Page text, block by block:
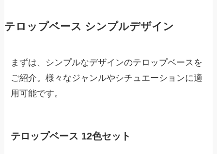
テロップベース シンプルデザイン
まずは、シンプルなデザインのテロップベースを
ご紹介。様々なジャンルやシチュエーションに適
用可能です。
テロップベース 12色セット